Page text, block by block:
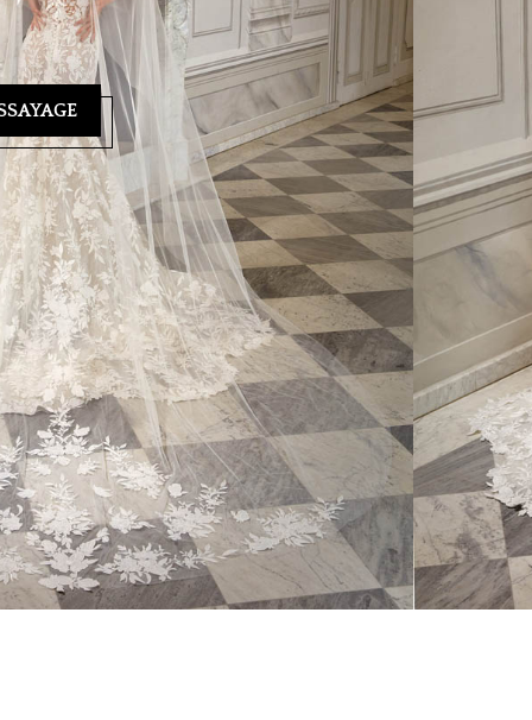
vous personnalisé et vous guider vers la
CONSEILS RETOUCHES